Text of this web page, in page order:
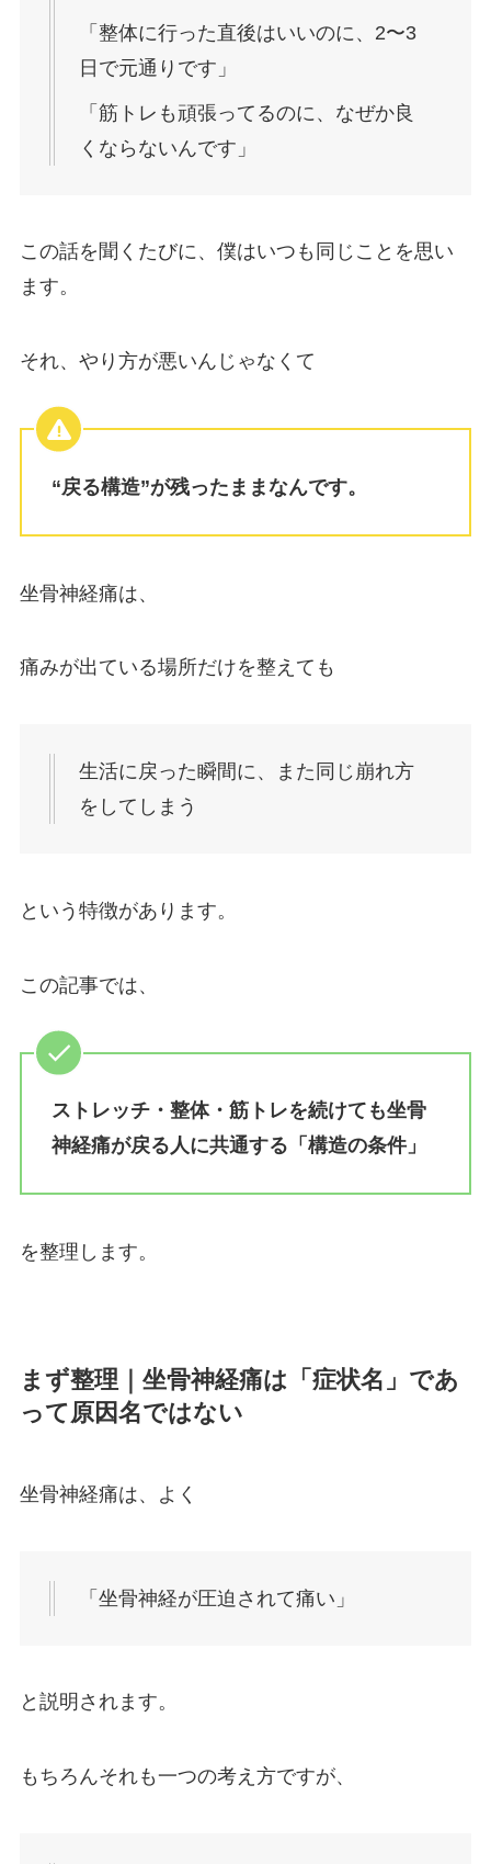
「整体に行った直後はいいのに、2〜3
日で元通りです」
「筋トレも頑張ってるのに、なぜか良
くならないんです」
この話を聞くたびに、僕はいつも同じことを思い
ます。
それ、やり方が悪いんじゃなくて
“戻る構造”が残ったままなんです。
坐骨神経痛は、
痛みが出ている場所だけを整えても
生活に戻った瞬間に、また同じ崩れ方
をしてしまう
という特徴があります。
この記事では、
ストレッチ・整体・筋トレを続けても坐骨
神経痛が戻る人に共通する「構造の条件」
を整理します。
まず整理｜坐骨神経痛は「症状名」であ
って原因名ではない
坐骨神経痛は、よく
「坐骨神経が圧迫されて痛い」
と説明されます。
もちろんそれも一つの考え方ですが、